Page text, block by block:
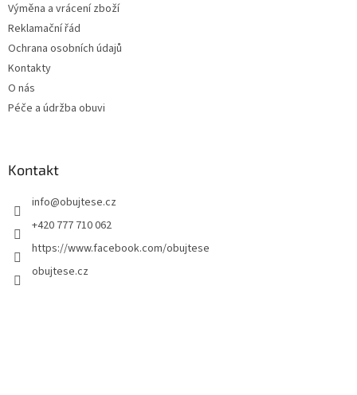
Výměna a vrácení zboží
Reklamační řád
Ochrana osobních údajů
Kontakty
O nás
Péče a údržba obuvi
Kontakt
info@obujtese.cz
+420 777 710 062
https://www.facebook.com/obujtese
obujtese.cz